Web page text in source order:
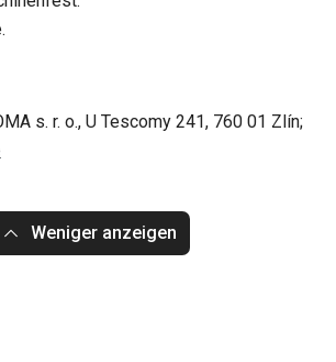
s. r. o., U Tescomy 241, 760 01 Zlín;
Weniger anzeigen